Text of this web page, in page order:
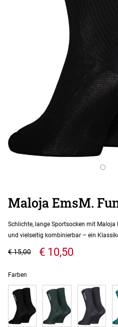
Maloja EmsM.
Schlichte, lange Sportsocken mit
und vielseitig kombinierbar – ein
€ 10,50
€ 15,00
Farben